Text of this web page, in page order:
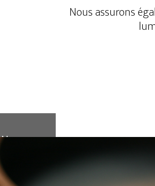
Nos
métiers
Nous assurons